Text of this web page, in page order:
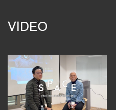
VIDEO